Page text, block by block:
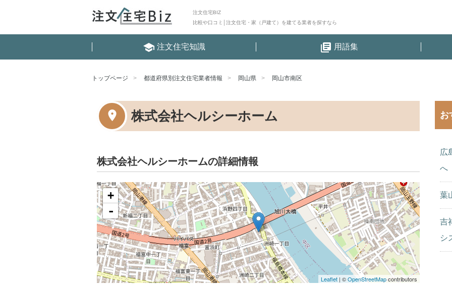
注文住宅BIZ
比較や口コミ│注文住宅・家（戸建て）を建てる業者を探すなら
school 注文住宅知識 library_books 用語集
トップページ 都道府県別注文住宅業者情報 岡山県 岡山市南区
株式会社ヘルシーホーム
株式会社ヘルシーホームの詳細情報
+
-
Leaflet | ©OpenStreetMapcontributors
お
広
へ
葉
吉
シ